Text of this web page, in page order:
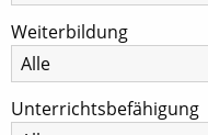
Weiterbildung
Unterrichtsbefähigung